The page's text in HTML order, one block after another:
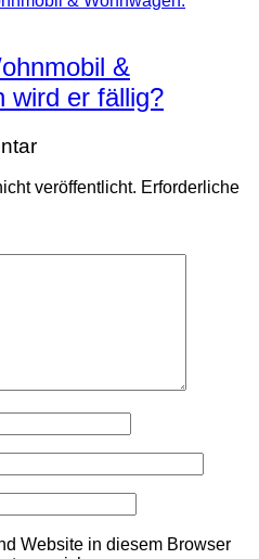
&
wird er fällig?
veröffentlicht. Erforderliche
Website in diesem Browser